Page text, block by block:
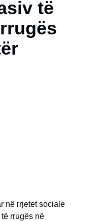
të
në rrjetet sociale
rrugës në